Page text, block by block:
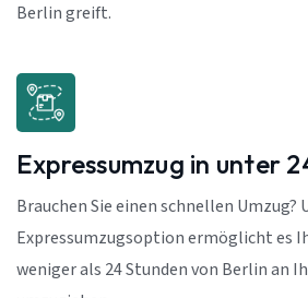
Berlin greift.
Expressumzug in unter
Brauchen Sie einen schnellen Umzug?
Expressumzugsoption ermöglicht es
weniger als 24 Stunden von Berlin an